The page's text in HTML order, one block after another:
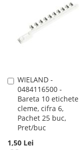
DORINTE
WIELAND -
0484116500 -
Bareta 10 etichete
cleme, cifra 6,
Pachet 25 buc,
Pret/buc
1,50 Lei
Adauga
în
cos